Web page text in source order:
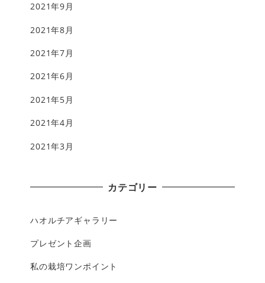
2021年9月
2021年8月
2021年7月
2021年6月
2021年5月
2021年4月
2021年3月
カテゴリー
ハオルチアギャラリー
プレゼント企画
私の栽培ワンポイント